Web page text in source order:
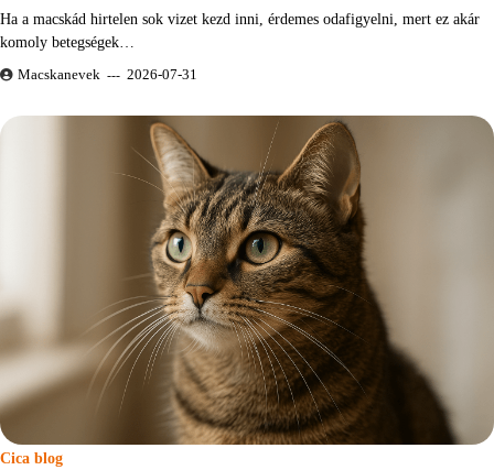
Ha a macskád hirtelen sok vizet kezd inni, érdemes odafigyelni, mert ez akár
komoly betegségek…
Macskanevek 2026-07-31
Cica blog